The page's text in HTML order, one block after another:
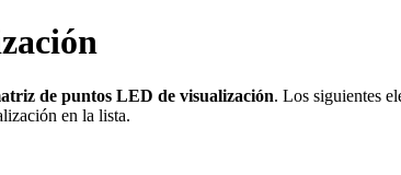
de puntos LED de visualización. Los siguientes
en la lista.